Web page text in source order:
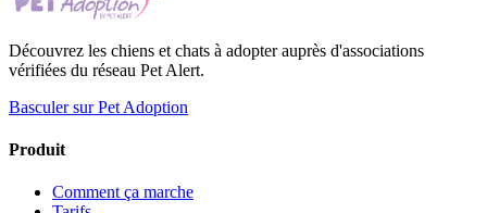
Découvrez les chiens et chats à adopter auprès d'associations
vérifiées du réseau Pet Alert.
Basculer sur Pet Adoption
Produit
Comment ça marche